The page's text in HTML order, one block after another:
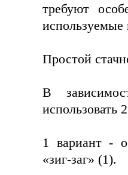
требуют
Простой
В
использовать
1 вариант -
«зиг-заг» (1).